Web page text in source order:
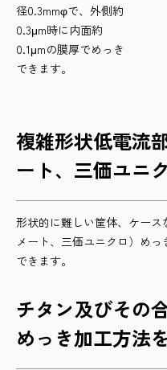
径0.3mmφで、外側約
0.3μm時に内面約
0.1μmの膜厚でめっき
できます。
複雑形状低電流
ート、三価ユニ
形状的に難しい筐体、ケース
メート、三価ユニクロ）め
できます。
チタン及びその
めっき加工方法